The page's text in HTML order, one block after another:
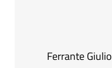
Ferrante Giulio